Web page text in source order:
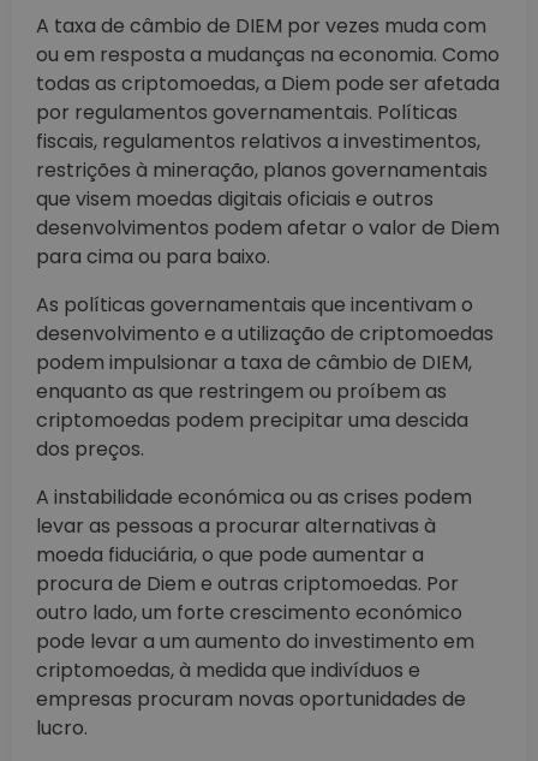
A taxa de câmbio de DIEM por vezes muda com
ou em resposta a mudanças na economia. Como
todas as criptomoedas, a Diem pode ser afetada
por regulamentos governamentais. Políticas
fiscais, regulamentos relativos a investimentos,
restrições à mineração, planos governamentais
que visem moedas digitais oficiais e outros
desenvolvimentos podem afetar o valor de Diem
para cima ou para baixo.
As políticas governamentais que incentivam o
desenvolvimento e a utilização de criptomoedas
podem impulsionar a taxa de câmbio de DIEM,
enquanto as que restringem ou proíbem as
criptomoedas podem precipitar uma descida
dos preços.
A instabilidade económica ou as crises podem
levar as pessoas a procurar alternativas à
moeda fiduciária, o que pode aumentar a
procura de Diem e outras criptomoedas. Por
outro lado, um forte crescimento económico
pode levar a um aumento do investimento em
criptomoedas, à medida que indivíduos e
empresas procuram novas oportunidades de
lucro.